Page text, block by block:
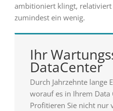
ambitioniert klingt, relativiert
zumindest ein wenig.
Ihr
DataCenter
Durch Jahrzehnte lange
worauf es in Ihrem Data
Profitieren Sie nicht nur